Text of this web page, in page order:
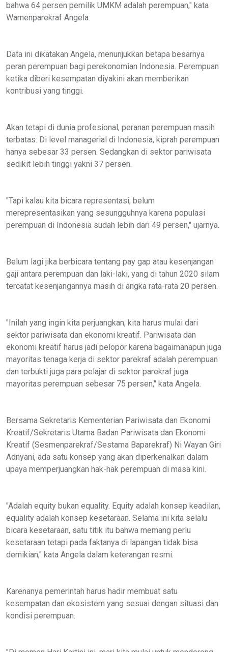
bahwa 64 persen pemilik UMKM adalah perempuan," kata
Wamenparekraf Angela.
Data ini dikatakan Angela, menunjukkan betapa besarnya
peran perempuan bagi perekonomian Indonesia. Perempuan
ketika diberi kesempatan diyakini akan memberikan
kontribusi yang tinggi.
Akan tetapi di dunia profesional, peranan perempuan masih
terbatas. Di level managerial di Indonesia, kiprah perempuan
hanya sebesar 33 persen. Sedangkan di sektor pariwisata
sedikit lebih tinggi yakni 37 persen.
"Tapi kalau kita bicara representasi, belum
merepresentasikan yang sesungguhnya karena populasi
perempuan di Indonesia sudah lebih dari 49 persen," ujarnya.
Belum lagi jika berbicara tentang pay gap atau kesenjangan
gaji antara perempuan dan laki-laki, yang di tahun 2020 silam
tercatat kesenjangannya masih di angka rata-rata 20 persen.
"Inilah yang ingin kita perjuangkan, kita harus mulai dari
sektor pariwisata dan ekonomi kreatif. Pariwisata dan
ekonomi kreatif harus jadi pelopor karena bagaimanapun juga
mayoritas tenaga kerja di sektor parekraf adalah perempuan
dan terbukti juga para pelajar di sektor parekraf juga
mayoritas perempuan sebesar 75 persen," kata Angela.
Bersama Sekretaris Kementerian Pariwisata dan Ekonomi
Kreatif/Sekretaris Utama Badan Pariwisata dan Ekonomi
Kreatif (Sesmenparekraf/Sestama Baparekraf) Ni Wayan Giri
Adnyani, ada satu konsep yang akan diperkenalkan dalam
upaya memperjuangkan hak-hak perempuan di masa kini.
"Adalah equity bukan equality. Equity adalah konsep keadilan,
equality adalah konsep kesetaraan. Selama ini kita selalu
bicara kesetaraan, satu titik itu bahwa memang perlu
kesetaraan tetapi pada faktanya di lapangan tidak bisa
demikian," kata Angela dalam keterangan resmi.
Karenanya pemerintah harus hadir membuat satu
kesempatan dan ekosistem yang sesuai dengan situasi dan
kondisi perempuan.